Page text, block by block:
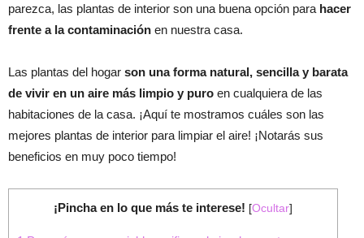
parezca, las plantas de interior son una buena opción para hacer
frente a la contaminación en nuestra casa.
Las plantas del hogar son una forma natural, sencilla y barata
de vivir en un aire más limpio y puro en cualquiera de las
habitaciones de la casa. ¡Aquí te mostramos cuáles son las
mejores plantas de interior para limpiar el aire! ¡Notarás sus
beneficios en muy poco tiempo!
¡Pincha en lo que más te interese! [Ocultar]